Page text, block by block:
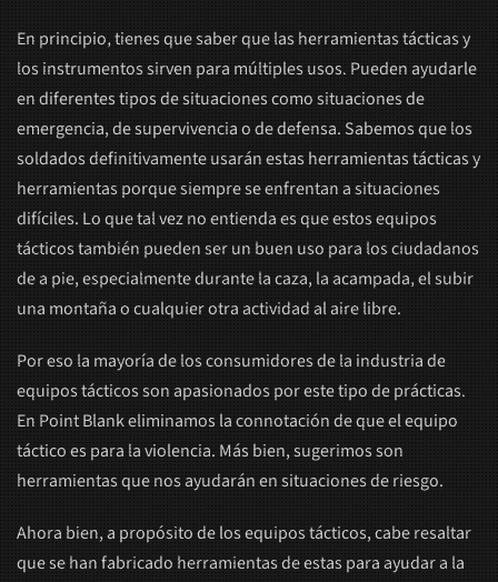
En principio, tienes que saber que las herramientas tácticas y
los instrumentos sirven para múltiples usos. Pueden ayudarle
en diferentes tipos de situaciones como situaciones de
emergencia, de supervivencia o de defensa. Sabemos que los
soldados definitivamente usarán estas herramientas tácticas y
herramientas porque siempre se enfrentan a situaciones
difíciles. Lo que tal vez no entienda es que estos equipos
tácticos también pueden ser un buen uso para los ciudadanos
de a pie, especialmente durante la caza, la acampada, el subir
una montaña o cualquier otra actividad al aire libre.
Por eso la mayoría de los consumidores de la industria de
equipos tácticos son apasionados por este tipo de prácticas.
En Point Blank eliminamos la connotación de que el equipo
táctico es para la violencia. Más bien, sugerimos son
herramientas que nos ayudarán en situaciones de riesgo.
Ahora bien, a propósito de los equipos tácticos, cabe resaltar
que se han fabricado herramientas de estas para ayudar a la